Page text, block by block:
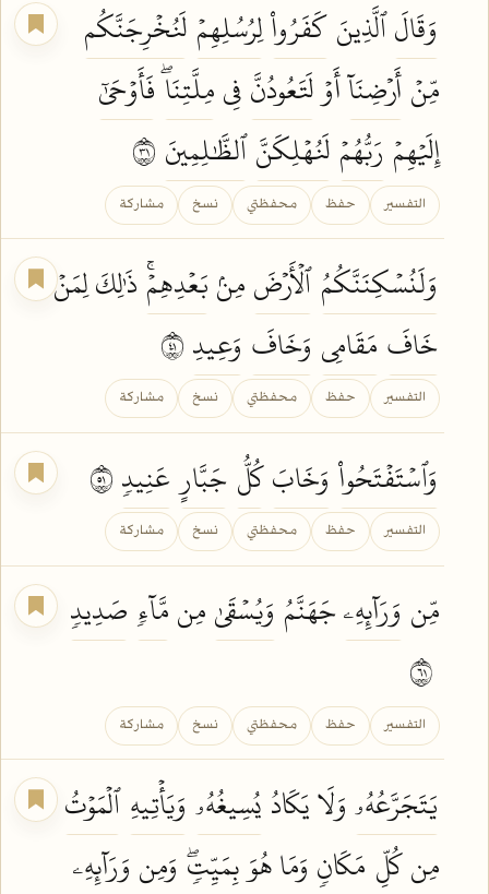
وَقَالَٱلَّذِينَكَفَرُواْلِرُسُلِهِمۡ لَنُخۡرِجَنَّكُم
مِّنۡأَرۡضِنَآأَوۡلَتَعُودُنَّفِيمِلَّتِنَاۖفَأَوۡحَىٰٓ
إِلَيۡهِمۡ رَبُّهُمۡ لَنُهۡلِكَنَّٱلظَّٰلِمِينَ
التفسير حفظ محفظتي نسخ مشاركة
وَلَنُسۡكِنَنَّكُمُٱلۡأَرۡضَمِنۢبَعۡدِهِمۡۚ ذَٰلِكَ لِمَنۡ
خَافَ مَقَامِي وَخَافَ وَعِيدِ
التفسير حفظ محفظتي نسخ مشاركة
وَٱسۡتَفۡتَحُواْ وَخَابَكُلُّ جَبَّارٍ عَنِيدٖ
التفسير حفظ محفظتي نسخ مشاركة
مِّن وَرَآئِهِۦجَهَنَّمُ وَيُسۡقَىٰمِنمَّآءٖ صَدِيدٖ
التفسير حفظ محفظتي نسخ مشاركة
يَتَجَرَّعُهُۥوَلَا يَكَادُ يُسِيغُهُۥ وَيَأۡتِيهِ ٱلۡمَوۡتُ
مِنكُلِّ مَكَانٖ وَمَا هُوَبِمَيِّتٖۖ وَمِن وَرَآئِهِۦ